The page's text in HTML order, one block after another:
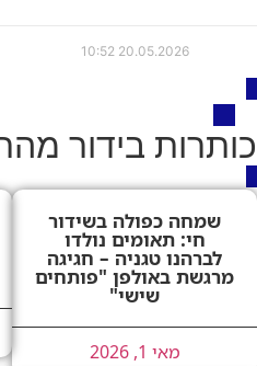
20.05.2026
10:52
כותרות בידור
שמחה כפולה בשידור
חי: תאומים נולדו
לברהנו טגניה – חגיגה
מרגשת באולפן "פותחים
שישי"
מאי 1, 2026